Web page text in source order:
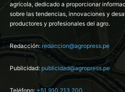
agrícola, dedicado a proporcionar
sobre las tendencias, innovaciones y
productores y profesionales del agro.
Redacción: redaccion@agropress.pe
Publicidad: publicidad@agropress.pe
Teléfono: +51 910 213 200